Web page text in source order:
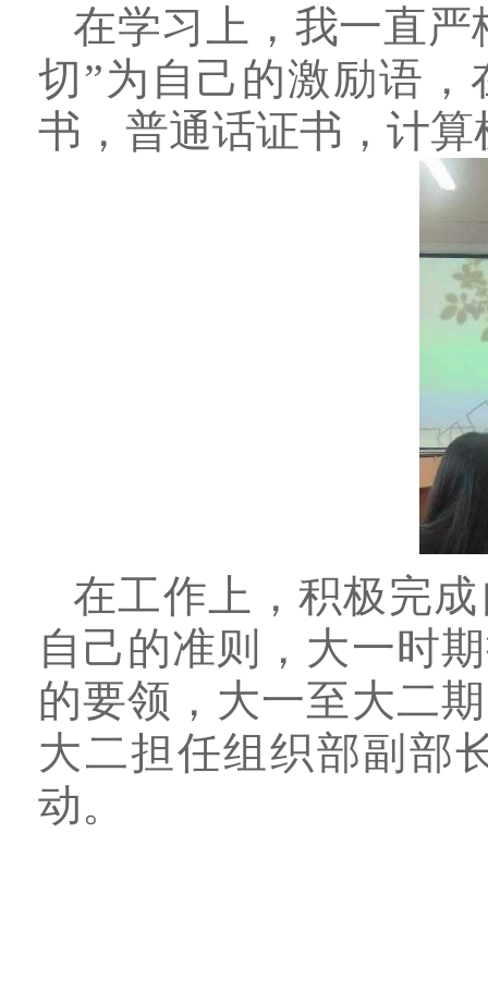
在学习上，我一直
切”为自己的激励语
书，普通话证书，计算
在工作上，积极完
自己的准则，大一时
的要领，大一至大二
大二担任组织部副部
动。